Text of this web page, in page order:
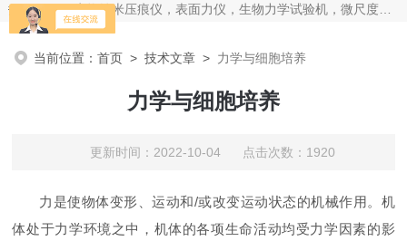
热门关键词：生物纳米压痕仪，表面力仪，生物力学试验机，微尺度压缩拉伸测试系统，生物材料双轴力学测试系统，细胞拉伸仪，原子力探针，细胞流体剪切，细胞压缩，牵引力玻片
当前位置：首页 >技术文章 > 力学与细胞培养
力学与细胞培养
更新时间：2022-10-04 点击次数：1920
力是使物体变形、运动和/或改变运动状态的机械作用。机
体处于力学环境之中，机体的各项生命活动均受力学因素的影